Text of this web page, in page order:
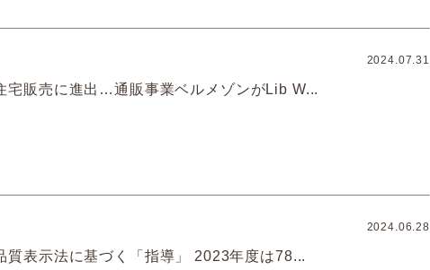
2024.07.31
宅販売に進出…通販事業ベルメゾンがLib W...
2024.06.28
質表示法に基づく「指導」 2023年度は78...